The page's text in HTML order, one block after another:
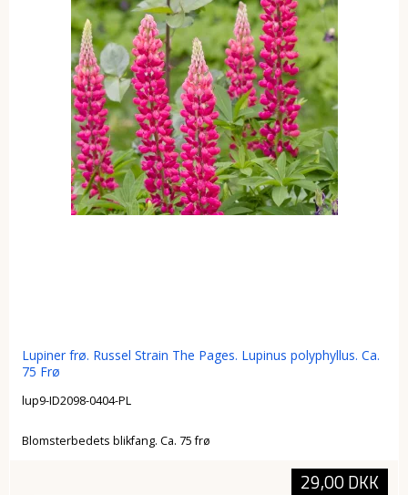
Lupiner frø. Russel Strain The Pages. Lupinus polyphyllus. Ca.
75 Frø
lup9-ID2098-0404-PL
Blomsterbedets blikfang. Ca. 75 frø
29,00 DKK